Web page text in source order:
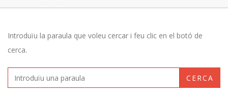
Introduïu la paraula que voleu cercar i feu clic en el botó de
cerca.
CERCA